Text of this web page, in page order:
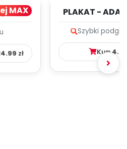
MAX
–
zł
PLAKAT -
Szybki
Kup